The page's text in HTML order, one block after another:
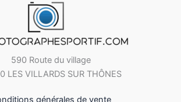
590 Route du village
LES VILLARDS SUR THÔNES
générales de vente